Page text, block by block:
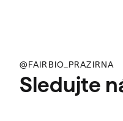
@FAIRBIO_PRAZIRNA
Sledujte